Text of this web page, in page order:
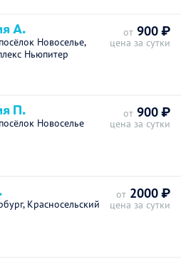
А.
Новоселье,
Ньюпитер
от 900 ₽
цена за сутки
П.
Новоселье
от 900 ₽
цена за сутки
Красносельский
от 2000 ₽
цена за сутки